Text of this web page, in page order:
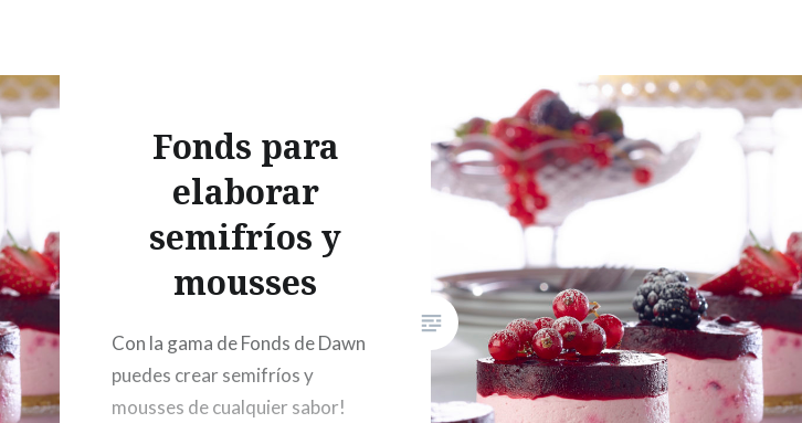
Fonds para
elaborar
semifríos y
mousses
Con la gama de Fonds de Dawn
puedes crear semifríos y
mousses de cualquier sabor!